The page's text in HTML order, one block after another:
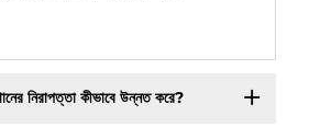
নিরাপত্তা কীভাবে উন্নত করে?